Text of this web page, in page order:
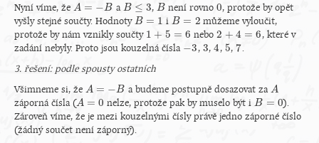
Nyní víme, že A = −B
A= −B a B ≤ 3
B≤ 3 , B
B není rovno 0
0, protože by opět
vyšly stejné součty. Hodnoty B = 1
B= 1 iB = 2
B= 2
můžeme vyloučit,
protože by nám vznikly součty 1 + 5 = 6
1 +5=6 nebo2 + 4 = 6
2 +4=6
, které v
zadání nebyly. Proto jsou kouzelná čísla −3
−3 , 3
3,4
4, 5
5, 7
7.
3. řešení: podle spousty ostatních
Všimneme si, že A = −B
A= −B a budeme postupně dosazovat za A
A
záporná čísla (A = 0
A= 0 nelze, protože pak by muselo být iB = 0
B= 0
).
Zároveň víme, že je mezi kouzelnými čísly právě jedno záporné číslo
(žádný součet není záporný).